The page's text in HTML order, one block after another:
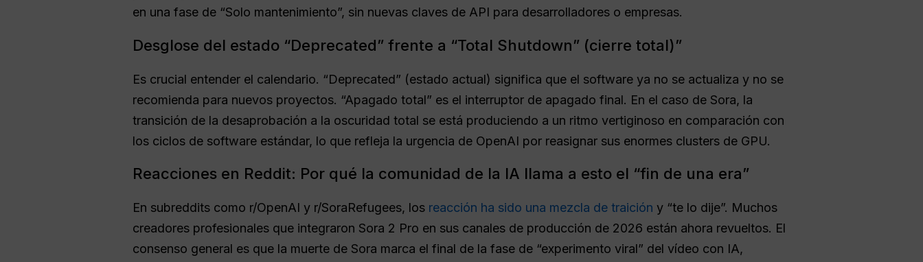
en una fase de “Solo mantenimiento”, sin nuevas claves de API para desarrolladores o empresas.
Desglose del estado “Deprecated” frente a “Total Shutdown” (cierre total)”
Es crucial entender el calendario. “Deprecated” (estado actual) significa que el software ya no se actualiza y no se
recomienda para nuevos proyectos. “Apagado total” es el interruptor de apagado final. En el caso de Sora, la
transición de la desaprobación a la oscuridad total se está produciendo a un ritmo vertiginoso en comparación con
los ciclos de software estándar, lo que refleja la urgencia de OpenAI por reasignar sus enormes clusters de GPU.
Reacciones en Reddit: Por qué la comunidad de la IA llama a esto el “fin de una era”
En subreddits como r/OpenAI y r/SoraRefugees, los reacción ha sido una mezcla de traición y “te lo dije”. Muchos
creadores profesionales que integraron Sora 2 Pro en sus canales de producción de 2026 están ahora revueltos. El
consenso general es que la muerte de Sora marca el final de la fase de “experimento viral” del vídeo con IA,